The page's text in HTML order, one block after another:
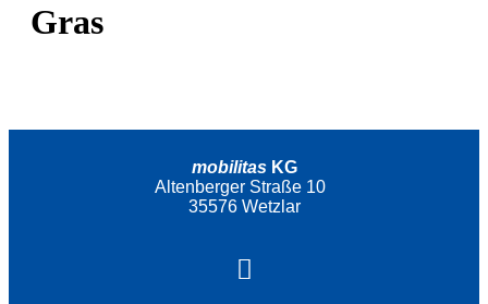
Gras
mobilitasKG
Altenberger Straße 10
35576 Wetzlar